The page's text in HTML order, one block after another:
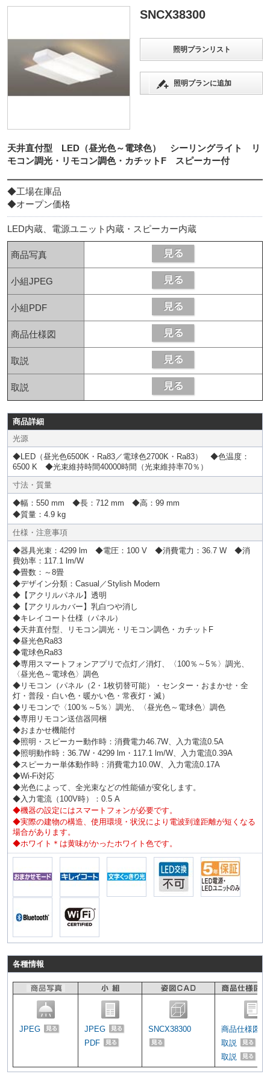
SNCX38300
照明プランリスト
照明プランに追加
天井直付型 LED（昼光色～電球色） シーリングライト リ
モコン調光・リモコン調色・カチットF スピーカー付
◆工場在庫品
◆オープン価格
LED内蔵、電源ユニット内蔵・スピーカー内蔵
商品写真
小組JPEG
小組PDF
商品仕様図
取説
取説
商品詳細
光源
◆LED（昼光色6500K・Ra83／電球色2700K・Ra83） ◆色温度：
6500 K ◆光束維持時間40000時間（光束維持率70％）
寸法・質量
◆幅：550 mm ◆長：712 mm ◆高：99 mm
◆質量：4.9 kg
仕様・注意事項
◆器具光束：4299 lm ◆電圧：100 V ◆消費電力：36.7 W ◆消
費効率：117.1 lm/W
◆畳数：～8畳
◆デザイン分類：Casual／Stylish Modern
◆【アクリルパネル】透明
◆【アクリルカバー】乳白つや消し
◆キレイコート仕様（パネル）
◆天井直付型、リモコン調光・リモコン調色・カチットF
◆昼光色Ra83
◆電球色Ra83
◆専用スマートフォンアプリで点灯／消灯、〈100％～5％〉調光、
〈昼光色～電球色〉調色
◆リモコン（パネル（2・1枚切替可能）・センター・おまかせ・全
灯・普段・白い色・暖かい色・常夜灯・滅）
◆リモコンで〈100％～5％〉調光、〈昼光色～電球色〉調色
◆専用リモコン送信器同梱
◆おまかせ機能付
◆照明・スピーカー動作時：消費電力46.7W、入力電流0.5A
◆照明動作時：36.7W・4299 lm・117.1 lm/W、入力電流0.39A
◆スピーカー単体動作時：消費電力10.0W、入力電流0.17A
◆Wi-Fi対応
◆光色によって、全光束などの性能値が変化します。
◆入力電流（100V時）：0.5 A
◆機器の設定にはスマートフォンが必要です。
◆実際の建物の構造、使用環境・状況により電波到達距離が短くなる
場合があります。
◆ホワイト＊は黄味がかったホワイト色です。
各種情報
JPEG
JPEG
PDF
SNCX38300
商品仕様図
取説
取説